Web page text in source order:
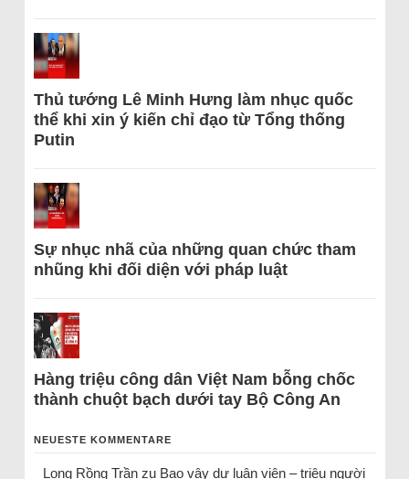
Thủ tướng Lê Minh Hưng làm nhục quốc
thể khi xin ý kiến chỉ đạo từ Tổng thống
Putin
Sự nhục nhã của những quan chức tham
nhũng khi đối diện với pháp luật
Hàng triệu công dân Việt Nam bỗng chốc
thành chuột bạch dưới tay Bộ Công An
NEUESTE KOMMENTARE
Long Rồng Trầnzu Bao vây dư luận viên – triệu người